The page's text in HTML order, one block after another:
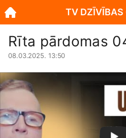
Rīta pārdomas
08.03.2025. 13:50
TV DZĪVĪBAS